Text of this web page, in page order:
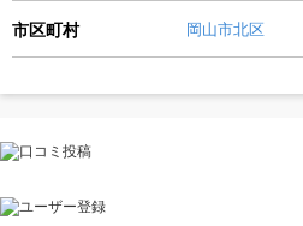
市区町村 岡山市北区